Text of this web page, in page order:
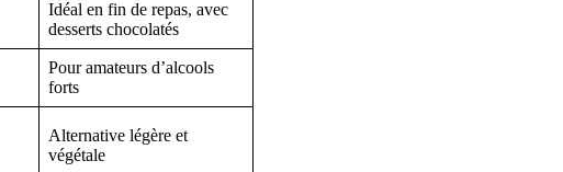
Idéal en fin de repas, avec
desserts chocolatés
Pour amateurs d’alcools
forts
Alternative légère et
végétale